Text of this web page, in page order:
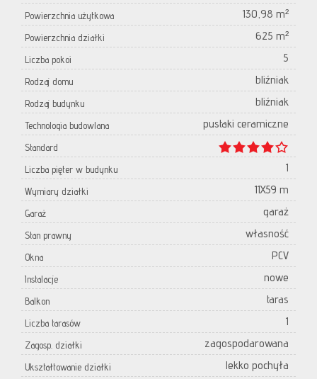
Powierzchnia użytkowa 130,98 m²
Powierzchnia działki 625 m²
Liczba pokoi 5
Rodzaj domu bliźniak
Rodzaj budynku bliźniak
Technologia budowlana pustaki ceramiczne
Standard
Liczba pięter w budynku
1
Wymiary działki 11X59 m
Garaż garaż
Stan prawny własność
Okna PCV
Instalacje nowe
Balkon taras
Liczba tarasów 1
Zagosp. działki zagospodarowana
Ukształtowanie działki lekko pochyła